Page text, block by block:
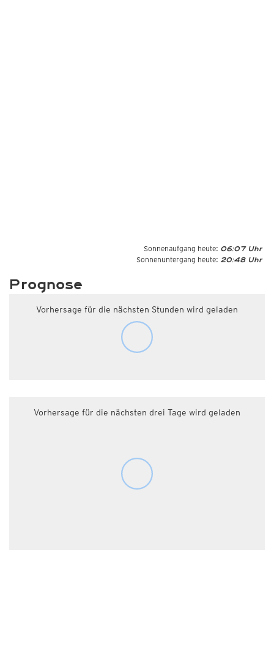
Sonnenaufgang heute: 06:07 Uhr
Sonnenuntergang heute: 20:48 Uhr
Prognose
Vorhersage für die nächsten Stunden wird geladen
Vorhersage für die nächsten drei Tage wird geladen